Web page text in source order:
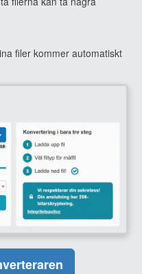
filer kommer automatiskt